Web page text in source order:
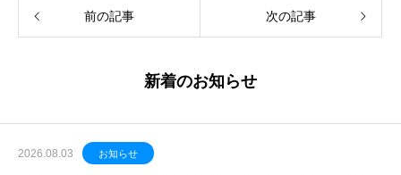
前の記事 次の記事
新着のお知らせ
2026.08.03 お知らせ